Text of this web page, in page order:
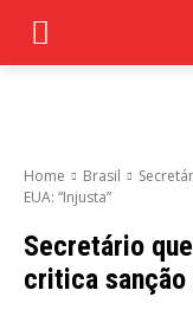
Home Brasil
EUA: “Injusta”
Secretário
critica sanção